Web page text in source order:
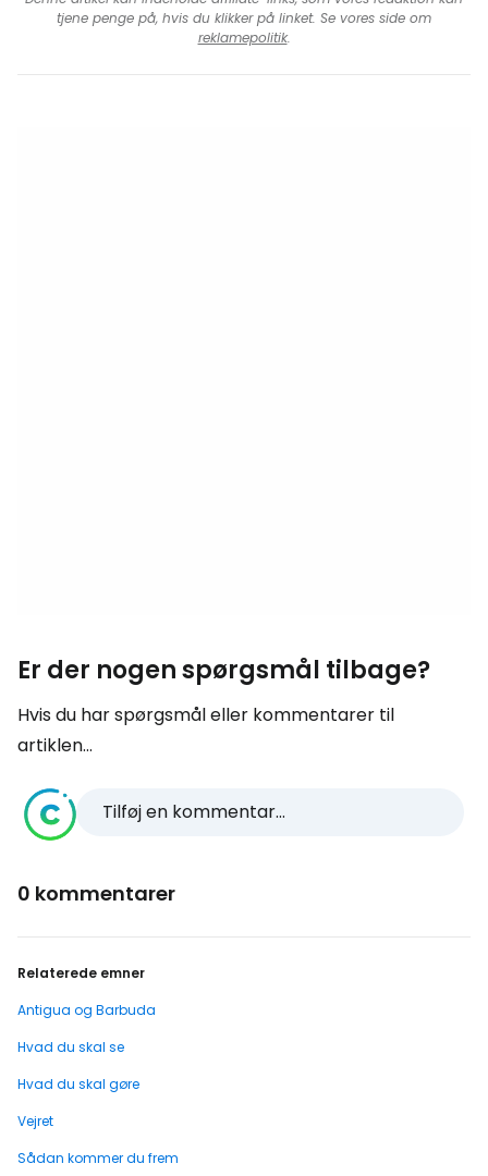
tjene penge på, hvis du klikker på linket. Se vores side om
reklamepolitik.
Er der nogen spørgsmål tilbage?
Hvis du har spørgsmål eller kommentarer til
artiklen...
Tilføj en kommentar...
0 kommentarer
Relaterede emner
Antigua og Barbuda
Hvad du skal se
Hvad du skal gøre
Vejret
Sådan kommer du frem